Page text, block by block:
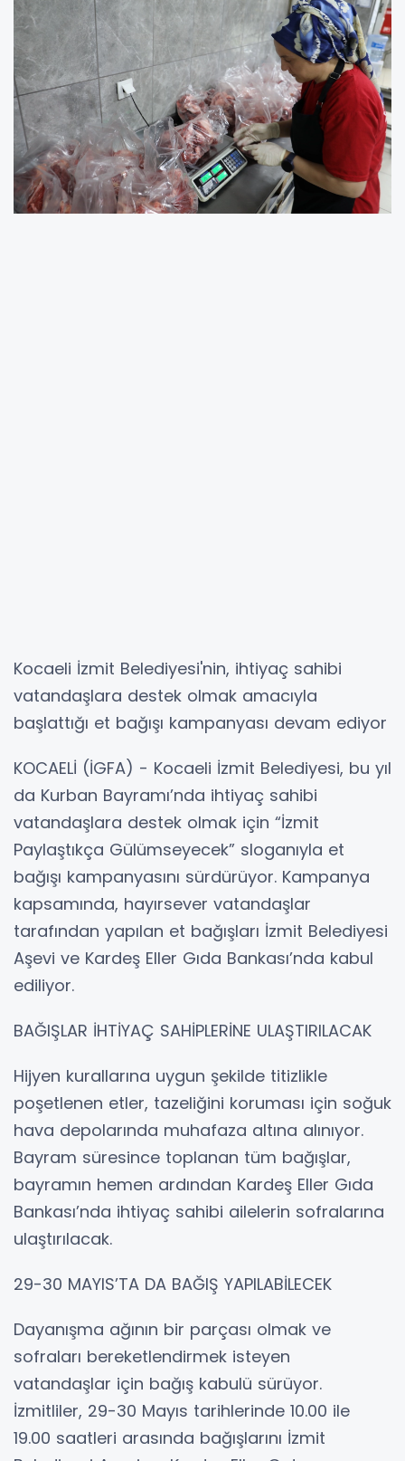
Kocaeli İzmit Belediyesi'nin, ihtiyaç sahibi
vatandaşlara destek olmak amacıyla
başlattığı et bağışı kampanyası devam ediyor
KOCAELİ (İGFA) - Kocaeli İzmit Belediyesi, bu yıl
da Kurban Bayramı’nda ihtiyaç sahibi
vatandaşlara destek olmak için “İzmit
Paylaştıkça Gülümseyecek” sloganıyla et
bağışı kampanyasını sürdürüyor. Kampanya
kapsamında, hayırsever vatandaşlar
tarafından yapılan et bağışları İzmit Belediyesi
Aşevi ve Kardeş Eller Gıda Bankası’nda kabul
ediliyor.
BAĞIŞLAR İHTİYAÇ SAHİPLERİNE ULAŞTIRILACAK
Hijyen kurallarına uygun şekilde titizlikle
poşetlenen etler, tazeliğini koruması için soğuk
hava depolarında muhafaza altına alınıyor.
Bayram süresince toplanan tüm bağışlar,
bayramın hemen ardından Kardeş Eller Gıda
Bankası’nda ihtiyaç sahibi ailelerin sofralarına
ulaştırılacak.
29-30 MAYIS’TA DA BAĞIŞ YAPILABİLECEK
Dayanışma ağının bir parçası olmak ve
sofraları bereketlendirmek isteyen
vatandaşlar için bağış kabulü sürüyor.
İzmitliler, 29-30 Mayıs tarihlerinde 10.00 ile
19.00 saatleri arasında bağışlarını İzmit